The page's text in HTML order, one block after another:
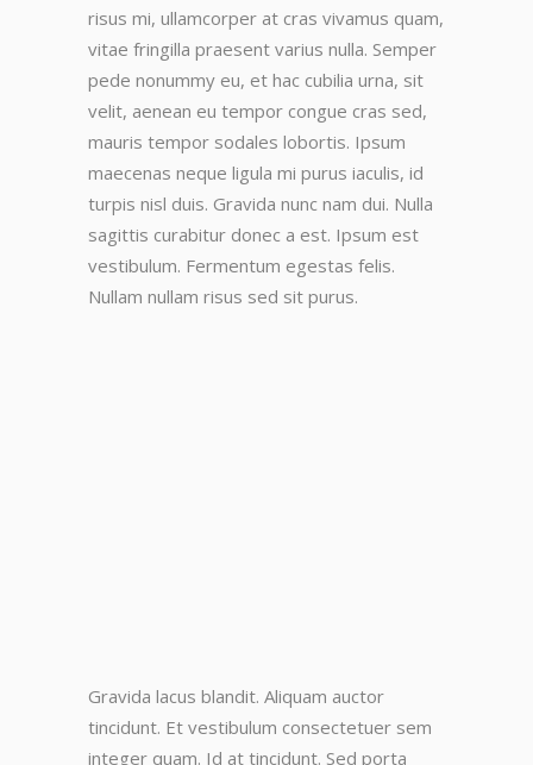
risus mi, ullamcorper at cras vivamus quam,
vitae fringilla praesent varius nulla. Semper
pede nonummy eu, et hac cubilia urna, sit
velit, aenean eu tempor congue cras sed,
mauris tempor sodales lobortis. Ipsum
maecenas neque ligula mi purus iaculis, id
turpis nisl duis. Gravida nunc nam dui. Nulla
sagittis curabitur donec a est. Ipsum est
vestibulum. Fermentum egestas felis.
Nullam nullam risus sed sit purus.
Gravida lacus blandit. Aliquam auctor
tincidunt. Et vestibulum consectetuer sem
integer quam. Id at tincidunt. Sed porta